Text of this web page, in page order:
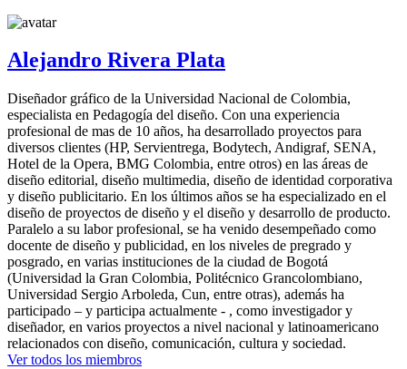
Alejandro Rivera Plata
Diseñador gráfico de la Universidad Nacional de Colombia,
especialista en Pedagogía del diseño. Con una experiencia
profesional de mas de 10 años, ha desarrollado proyectos para
diversos clientes (HP, Servientrega, Bodytech, Andigraf, SENA,
Hotel de la Opera, BMG Colombia, entre otros) en las áreas de
diseño editorial, diseño multimedia, diseño de identidad corporativa
y diseño publicitario. En los últimos años se ha especializado en el
diseño de proyectos de diseño y el diseño y desarrollo de producto.
Paralelo a su labor profesional, se ha venido desempeñado como
docente de diseño y publicidad, en los niveles de pregrado y
posgrado, en varias instituciones de la ciudad de Bogotá
(Universidad la Gran Colombia, Politécnico Grancolombiano,
Universidad Sergio Arboleda, Cun, entre otras), además ha
participado – y participa actualmente - , como investigador y
diseñador, en varios proyectos a nivel nacional y latinoamericano
relacionados con diseño, comunicación, cultura y sociedad.
Ver todos los miembros